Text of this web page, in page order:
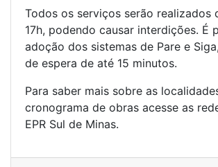
Todos os serviços serão realizados
17h, podendo causar interdições. É
adoção dos sistemas de Pare e
de espera de até 15 minutos.
Para saber mais sobre as
cronograma de obras acesse as
EPR Sul de Minas.